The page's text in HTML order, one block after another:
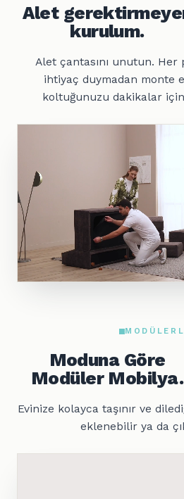
Alet
kurulum.
Alet çantasını unutun.
ihtiyaç duymadan monte
koltuğunuzu dakikalar
Moduna Göre
Modüler Mobilya.
Evinize kolayca taşınır ve
eklenebilir ya da